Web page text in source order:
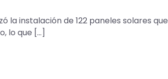
la instalación de 122 paneles solares que
lo que […]